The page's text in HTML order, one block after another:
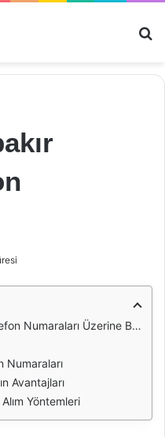
Üzerine Bir İnceleme
Numaraları
Avantajları
Yöntemleri